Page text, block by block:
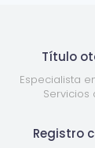
Título
Especialista
Servicios
Registro